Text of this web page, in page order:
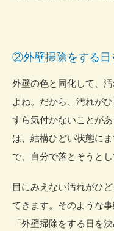
②外壁掃除をする日
外壁の色と同化して、
よね。だから、汚れが
すら気付かないことが
は、結構ひどい状態に
で、自分で落とそうと
目にみえない汚れがひ
てきます。そのような
「外壁掃除をする日を